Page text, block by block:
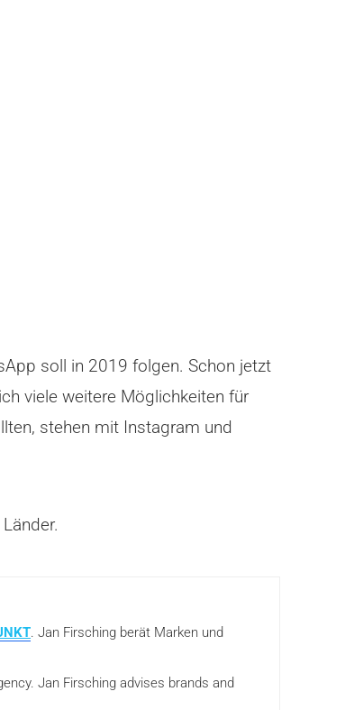
soll in 2019 folgen. Schon jetzt
viele weitere Möglichkeiten für
stehen mit Instagram und
. Jan Firsching berät Marken und
Jan Firsching advises brands and